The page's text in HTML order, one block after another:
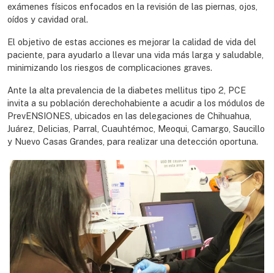
exámenes físicos enfocados en la revisión de las piernas, ojos,
oídos y cavidad oral.
El objetivo de estas acciones es mejorar la calidad de vida del
paciente, para ayudarlo a llevar una vida más larga y saludable,
minimizando los riesgos de complicaciones graves.
Ante la alta prevalencia de la diabetes mellitus tipo 2, PCE
invita a su población derechohabiente a acudir a los módulos de
PrevENSIONES, ubicados en las delegaciones de Chihuahua,
Juárez, Delicias, Parral, Cuauhtémoc, Meoqui, Camargo, Saucillo
y Nuevo Casas Grandes, para realizar una detección oportuna.